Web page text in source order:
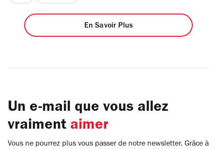
En Savoir Plus
Un e-mail que vous allez
vraiment aimer
Vous ne pourrez plus vous passer de notre newsletter. Grâce à